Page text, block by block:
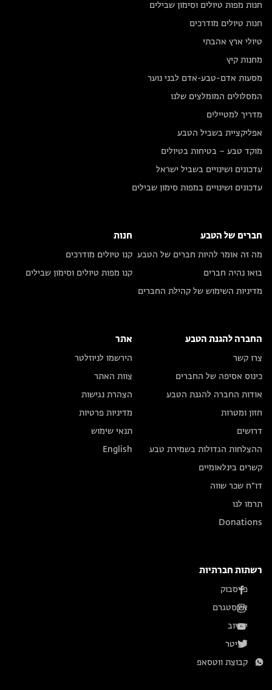
חנות מפות טיולים וסימון שבילים
חנות טיולים מודרכים
טיולי ארץ אהבתי
מחנות קיץ
מסעות אדם-טבע-אדם לבני נוער
המסלולים המומלצים שלנו
מדריך למטיילים
אפליקציית בשביל הטבע
מוקד טבע – בטיחות בטיולים
עדכונים ושינויים בשביל ישראל
עדכונים ושינויים במפות סימון שבילים
חברים של הטבע
מה זה אומר להיות חברים של הטבע
בואו נהיה חברים
מדיניות השימוש של קהילת החברים
חנות
קנו טיולים מודרכים
קנו מפות טיולים וסימון שבילים
החברה להגנת הטבע
צרו קשר
כינוס אסיפה של החברים
אודות החברה להגנת הטבע
חזון ומטרות
דרושים
ההצלחות הגדולות בשמירת טבע
קשרים בינלאומיים
דו״ח שכר שווה
תרמו לנו
Donations
אתר
הירשמו לניוזלטר
צוות האתר
הצהרת נגישות
מדיניות פרטיות
תנאי שימוש
English
רשתות חברתיות
פייסבוק
אינסטגרם
יוטיוב
טוויטר
קבוצת ווטסאפ